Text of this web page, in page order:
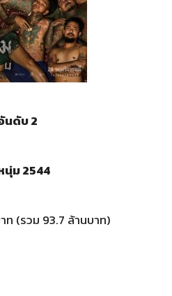
นดับ 2
นุ่ม 2544
ท (รวม 93.7 ล้านบาท)